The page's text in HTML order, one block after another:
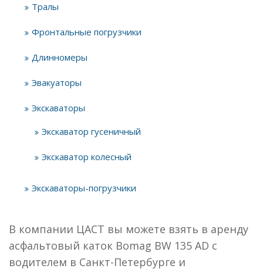
Тралы
Фронтальные погрузчики
Длинномеры
Эвакуаторы
Экскаваторы
Экскаватор гусеничный
Экскаватор колесный
Экскаваторы-погрузчики
В компании ЦАСТ вы можете взять в аренду
асфальтовый каток Bomag BW 135 AD с
водителем в Санкт-Петербурге и